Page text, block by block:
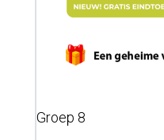
Groep 8